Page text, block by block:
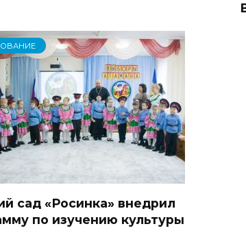
сад «Росинка» внедрил
по изучению культуры